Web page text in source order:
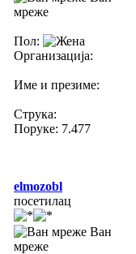
мреже
Пол:
Организација:
Име и презиме:
Струка:
Поруке: 7.477
elmozobl
посетилац
Ван
мреже